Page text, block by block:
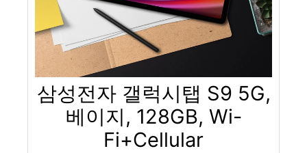
삼성전자 갤럭시탭 S9 5G,
베이지, 128GB, Wi-
Fi+Cellular